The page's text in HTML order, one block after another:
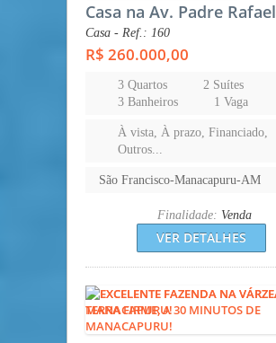
Casa na Av. Padre Rafael
Casa - Ref.: 160
R$ 260.000,00
3 Quartos
2 Suítes
3 Banheiros
1 Vaga
À vista, À prazo, Financiado,
Outros...
São Francisco-Manacapuru-AM
Finalidade: Venda
VER DETALHES